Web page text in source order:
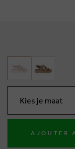
Kies je maat
AJOUTER